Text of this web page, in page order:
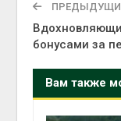
бонусами за
Вам также